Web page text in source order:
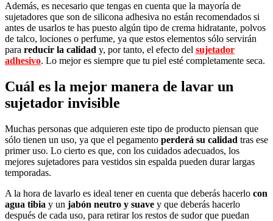
Además, es necesario que tengas en cuenta que la mayoría de
sujetadores que son de silicona adhesiva no están recomendados si
antes de usarlos te has puesto algún tipo de crema hidratante, polvos
de talco, lociones o perfume, ya que estos elementos sólo servirán
para reducir la calidad y, por tanto, el efecto del sujetador
adhesivo. Lo mejor es siempre que tu piel esté completamente seca.
Cuál es la mejor manera de lavar un
sujetador invisible
Muchas personas que adquieren este tipo de producto piensan que
sólo tienen un uso, ya que el pegamento perderá su calidad tras ese
primer uso. Lo cierto es que, con los cuidados adecuados, los
mejores sujetadores para vestidos sin espalda pueden durar largas
temporadas.
A la hora de lavarlo es ideal tener en cuenta que deberás hacerlo con
agua tibia y un jabón neutro y suave y que deberás hacerlo
después de cada uso, para retirar los restos de sudor que puedan